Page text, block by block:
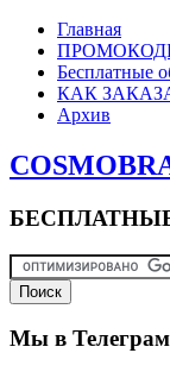
Главная
Бесплатные
КАК
Архив
Мы в Телеграм